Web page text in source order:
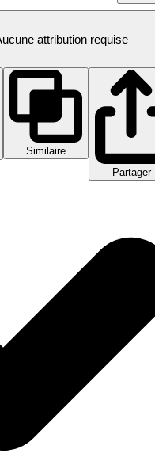
attribution requise
Similaire
Partager